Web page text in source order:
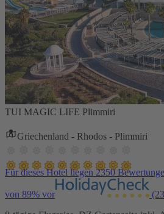
TUI MAGIC LIFE Plimmiri
Griechenland - Rhodos - Plimmiri
Für dieses Hotel liegen 2350
von 89% vor